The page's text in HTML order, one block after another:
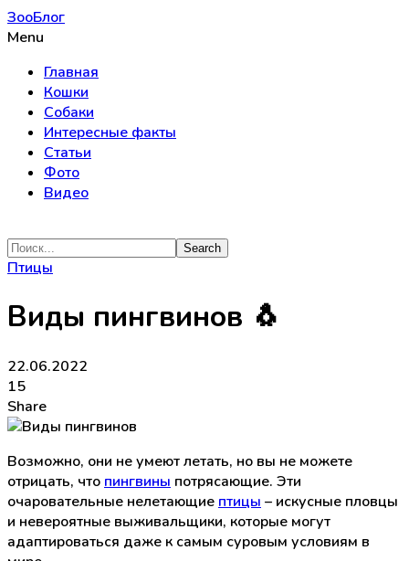
ЗооБлог
Menu
Главная
Кошки
Собаки
Интересные факты
Статьи
Фото
Видео
Птицы
Виды пингвинов 🐧
22.06.2022
15
Share
Возможно, они не умеют летать, но вы не можете
отрицать, что пингвины потрясающие. Эти
очаровательные нелетающие птицы – искусные пловцы
и невероятные выживальщики, которые могут
адаптироваться даже к самым суровым условиям в